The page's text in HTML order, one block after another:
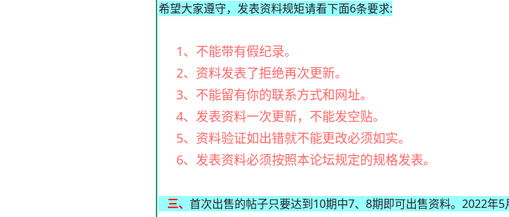
希望大家遵守，发表资料规矩请看下面6条要求:
1、不能带有假纪录。
2、资料发表了拒绝再次更新。
3、不能留有你的联系方式和网址。
4、发表资料一次更新，不能发空贴。
5、资料验证如出错就不能更改必须如实。
6、发表资料必须按照本论坛规定的规格发表。
三、 首次出售的帖子只要达到10期中7、8期即可出售资料。2022年